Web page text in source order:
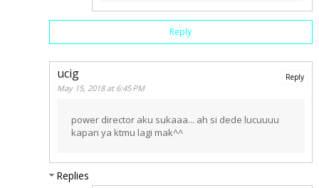
Reply
ucig
May 15, 2018 at 6:45 PM
power director aku sukaaa... ah si dede lucuuuu
kapan ya ktmu lagi mak^^
Reply
Replies